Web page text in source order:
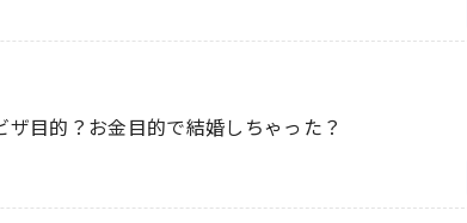
目的？お金目的で結婚しちゃった？